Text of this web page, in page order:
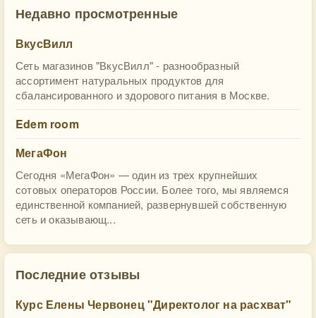
Недавно просмотренные
ВкусВилл
Сеть магазинов "ВкусВилл" - разнообразный
ассортимент натуральных продуктов для
сбалансированного и здорового питания в Москве.
Edem room
МегаФон
Сегодня «МегаФон» — один из трех крупнейших
сотовых операторов России. Более того, мы являемся
единственной компанией, развернувшей собственную
сеть и оказывающ...
Последние отзывы
Курс Елены Червонец "Директолог на расхват"